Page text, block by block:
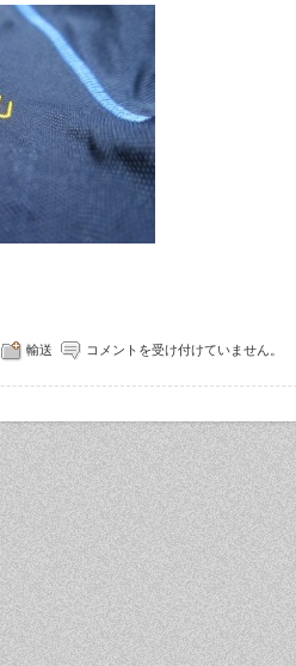
輸送 コメントを受け付けていません。